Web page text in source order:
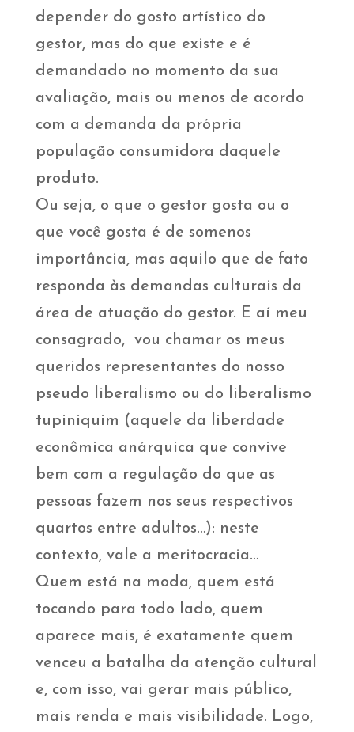
depender do gosto artístico do
gestor, mas do que existe e é
demandado no momento da sua
avaliação, mais ou menos de acordo
com a demanda da própria
população consumidora daquele
produto.
Ou seja, o que o gestor gosta ou o
que você gosta é de somenos
importância, mas aquilo que de fato
responda às demandas culturais da
área de atuação do gestor. E aí meu
consagrado, vou chamar os meus
queridos representantes do nosso
pseudo liberalismo ou do liberalismo
tupiniquim (aquele da liberdade
econômica anárquica que convive
bem com a regulação do que as
pessoas fazem nos seus respectivos
quartos entre adultos…): neste
contexto, vale a meritocracia…
Quem está na moda, quem está
tocando para todo lado, quem
aparece mais, é exatamente quem
venceu a batalha da atenção cultural
e, com isso, vai gerar mais público,
mais renda e mais visibilidade. Logo,